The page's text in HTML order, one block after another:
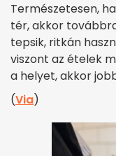
Természetesen,
tér, akkor
tepsik, ritkán
viszont az ételek
a helyet, akkor
(Via)